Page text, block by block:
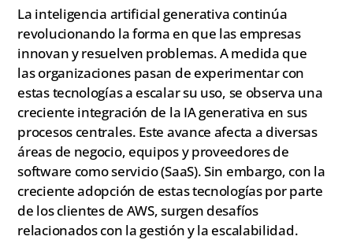
La inteligencia artificial generativa continúa
revolucionando la forma en que las empresas
innovan y resuelven problemas. A medida que
las organizaciones pasan de experimentar con
estas tecnologías a escalar su uso, se observa una
creciente integración de la IA generativa en sus
procesos centrales. Este avance afecta a diversas
áreas de negocio, equipos y proveedores de
software como servicio (SaaS). Sin embargo, con la
creciente adopción de estas tecnologías por parte
de los clientes de AWS, surgen desafíos
relacionados con la gestión y la escalabilidad.